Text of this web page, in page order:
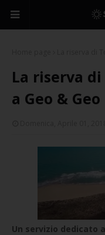
La riserva di
a Geo & Geo
Un servizio dedicato